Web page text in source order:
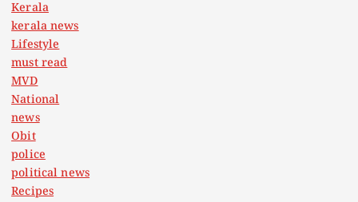
Kerala
kerala news
Lifestyle
must read
MVD
National
news
Obit
police
political news
Recipes